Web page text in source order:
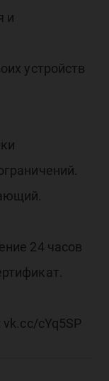
и
устройств
24 часов
cYq5SP